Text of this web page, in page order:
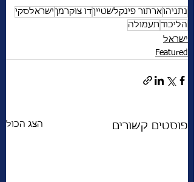
נתניהוארתור פינקלשטייןדו צוקרמן ישראלסקי
הליכוד תעמולה
ישראל
Featured
פוסטים קשורים הצג הכול